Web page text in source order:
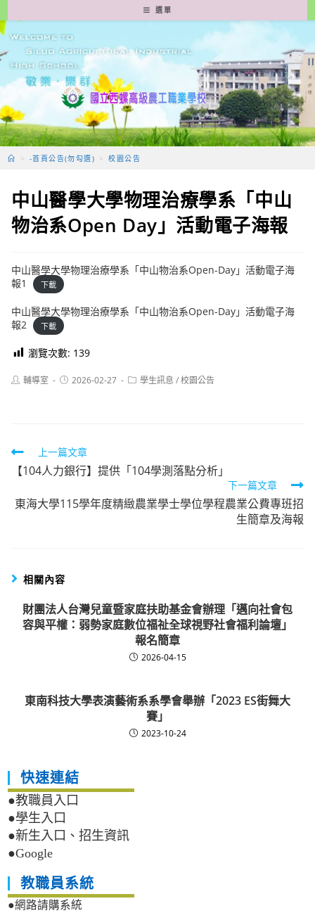
轉
至
要
容
選單
> -首頁公告(勿勾選) > 校園公告
中山醫學大學物理治療學系「中山
物治系Open Day」活動電子海報
中山醫學大學物理治療學系「中山物治系Open-Day」活動電子海
報1
下載
中山醫學大學物理治療學系「中山物治系Open-Day」活動電子海
報2
下載
瀏覽次數: 139
Post輔導室
Post2026-02-27
Post學生訊息 /校園公告
Read
more
articles
上一篇文章
【104人力銀行】提供「104學測落點分析」
下一篇文章
東海大學115學年度精緻農業學士學位學程農業公費專班招
生簡章及海報
相關內容
財團法人台灣兒童暨家庭扶助基金會辦理「邁向社會包
容與平權：弱勢家庭數位福祉全球視野社會福利論壇」
報名簡章
2026-04-15
東南科技大學表演藝術系系學會舉辦「2023 ES街舞大
賽」
2023-10-24
快速連結
●教職員入口
●學生入口
●新生入口、招生資訊
●Google
教職員系統
●網路請購系統